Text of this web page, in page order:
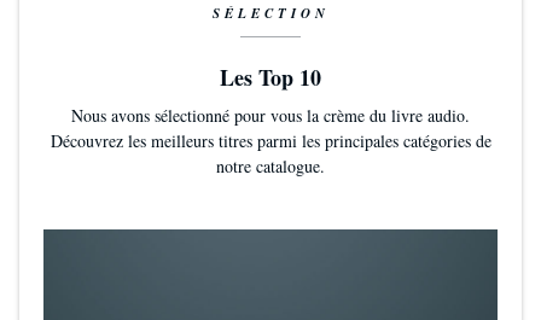
SÉLECTION
Les Top 10
Nous avons sélectionné pour vous la crème du livre audio.
Découvrez les meilleurs titres parmi les principales catégories de
notre catalogue.